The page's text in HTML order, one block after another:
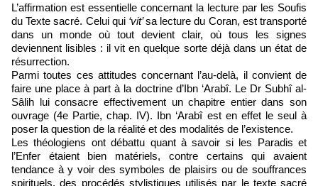
L’affirmation est essentielle concernant la lecture par les Soufis
du Texte sacré. Celui qui ‘vit’sa lecture du Coran, est transporté
dans un monde où tout devient clair, où tous les signes
deviennent lisibles : il vit en quelque sorte déjà dans un état de
résurrection.
Parmi toutes ces attitudes concernant l’au-delà, il convient de
faire une place à part à la doctrine d’Ibn ‘Arabî. Le Dr Subhî al-
Sâlih lui consacre effectivement un chapitre entier dans son
ouvrage (4e Partie, chap. IV). Ibn ‘Arabî est en effet le seul à
poser la question de la réalité et des modalités de l’existence.
Les théologiens ont débattu quant à savoir si les Paradis et
l’Enfer étaient bien matériels, contre certains qui avaient
tendance à y voir des symboles de plaisirs ou de souffrances
spirituels, des procédés stylistiques utilisés par le texte sacré